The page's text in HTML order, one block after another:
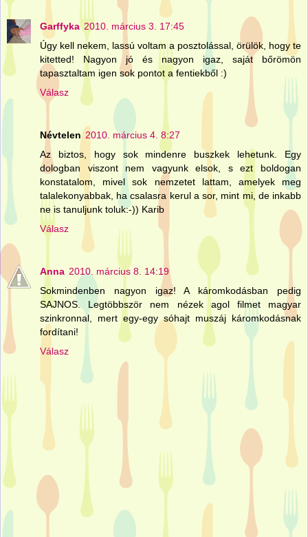
Garffyka 2010. március 3. 17:45
Úgy kell nekem, lassú voltam a posztolással, örülök, hogy te
kitetted! Nagyon jó és nagyon igaz, saját bőrömön
tapasztaltam igen sok pontot a fentiekből :)
Válasz
Névtelen 2010. március 4. 8:27
Az biztos, hogy sok mindenre buszkek lehetunk. Egy
dologban viszont nem vagyunk elsok, s ezt boldogan
konstatalom, mivel sok nemzetet lattam, amelyek meg
talalekonyabbak, ha csalasra kerul a sor, mint mi, de inkabb
ne is tanuljunk toluk:-)) Karib
Válasz
Anna 2010. március 8. 14:19
Sokmindenben nagyon igaz! A káromkodásban pedig
SAJNOS. Legtöbbször nem nézek agol filmet magyar
szinkronnal, mert egy-egy sóhajt muszáj káromkodásnak
fordítani!
Válasz